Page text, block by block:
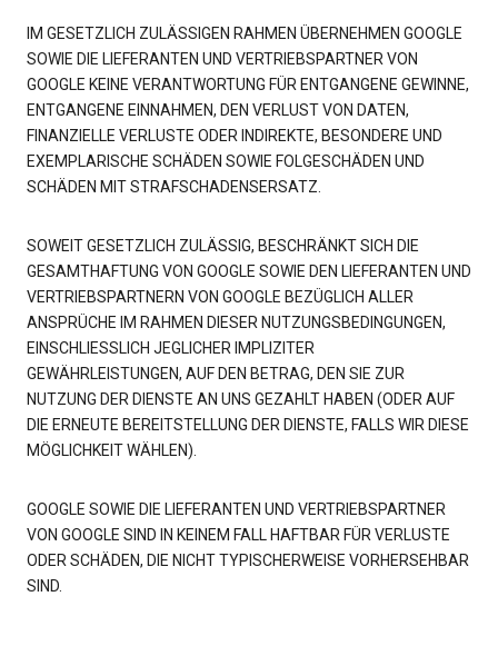
IM GESETZLICH ZULÄSSIGEN RAHMEN ÜBERNEHMEN GOOGLE
SOWIE DIE LIEFERANTEN UND VERTRIEBSPARTNER VON
GOOGLE KEINE VERANTWORTUNG FÜR ENTGANGENE GEWINNE,
ENTGANGENE EINNAHMEN, DEN VERLUST VON DATEN,
FINANZIELLE VERLUSTE ODER INDIREKTE, BESONDERE UND
EXEMPLARISCHE SCHÄDEN SOWIE FOLGESCHÄDEN UND
SCHÄDEN MIT STRAFSCHADENSERSATZ.
SOWEIT GESETZLICH ZULÄSSIG, BESCHRÄNKT SICH DIE
GESAMTHAFTUNG VON GOOGLE SOWIE DEN LIEFERANTEN UND
VERTRIEBSPARTNERN VON GOOGLE BEZÜGLICH ALLER
ANSPRÜCHE IM RAHMEN DIESER NUTZUNGSBEDINGUNGEN,
EINSCHLIESSLICH JEGLICHER IMPLIZITER
GEWÄHRLEISTUNGEN, AUF DEN BETRAG, DEN SIE ZUR
NUTZUNG DER DIENSTE AN UNS GEZAHLT HABEN (ODER AUF
DIE ERNEUTE BEREITSTELLUNG DER DIENSTE, FALLS WIR DIESE
MÖGLICHKEIT WÄHLEN).
GOOGLE SOWIE DIE LIEFERANTEN UND VERTRIEBSPARTNER
VON GOOGLE SIND IN KEINEM FALL HAFTBAR FÜR VERLUSTE
ODER SCHÄDEN, DIE NICHT TYPISCHERWEISE VORHERSEHBAR
SIND.